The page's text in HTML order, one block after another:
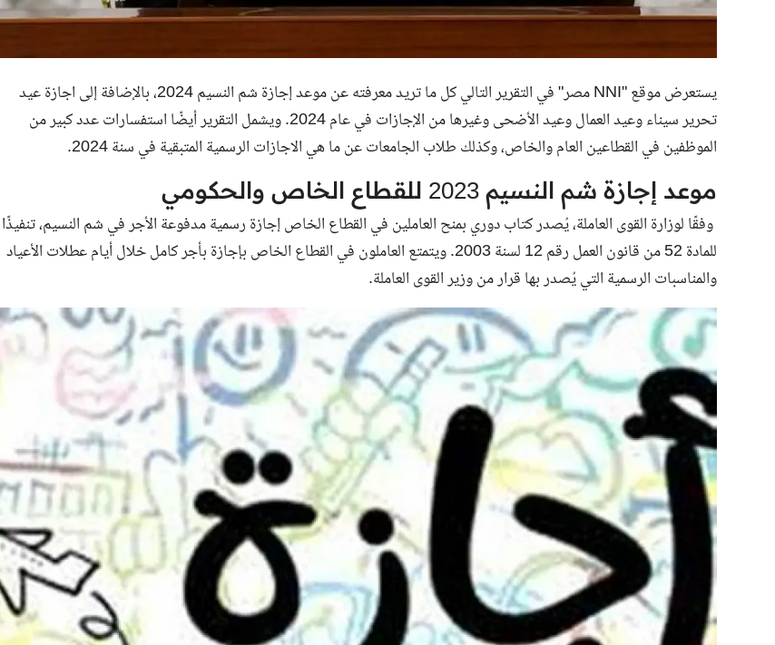
يستعرض موقع "NNI مصر
" في التقرير التالي كل ما تريد معرفته عن موعد إجازة شم النسيم 2024، بالإضافة إلى اجازة عيد
تحرير سيناء وعيد العمال وعيد الأضحى وغيرها من الإجازات في عام 2024. ويشمل التقرير أيضًا استفسارات عدد كبير من
الموظفين في القطاعين العام والخاص، وكذلك طلاب الجامعات عن ما هي الاجازات الرسمية المتبقية في سنة 2024.
موعد إجازة شم النسيم 2023 للقطاع الخاص والحكومي
وفقًا لوزارة القوى العاملة، يُصدر كتاب دوري بمنح العاملين في القطاع الخاص إجازة رسمية مدفوعة الأجر في شم النسيم، تنفيذًا
للمادة 52 من قانون العمل رقم 12 لسنة 2003. ويتمتع العاملون في القطاع الخاص بإجازة بأجر كامل خلال أيام عطلات الأعياد
والمناسبات الرسمية التي يُصدر بها قرار من وزير القوى العاملة.